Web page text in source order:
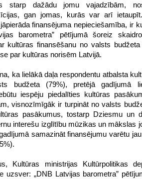
starp dažādu jomu vajadzībām,
gan jomas, kurās var arī
finansējuma nepieciešamība, ir
barometra” pētījumā šoreiz
kultūras finansēšanu no valsts
par kultūras norisēm Latvijā.
ka lielākā daļa respondentu atbalsta
budžeta (79%), pretējā gadījumā
iespēju piedalīties kultūras
visnozīmīgāk ir turpināt no valsts
pasākumus, tostarp Dziesmu un
interešu izglītību mūzikas un mākslas
samazināt finansējumu varētu
Kultūras ministrijas Kultūrpolitikas
uzsver: „DNB Latvijas barometra”